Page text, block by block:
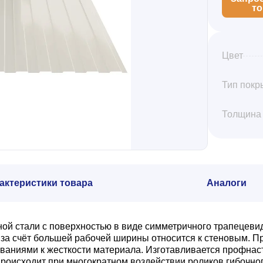
Цвет
Тип
товара Аналоги
стали с поверхностью в виде симметричного
большей рабочей ширины относится к стеновым.
к жесткости материала. Изготавливается